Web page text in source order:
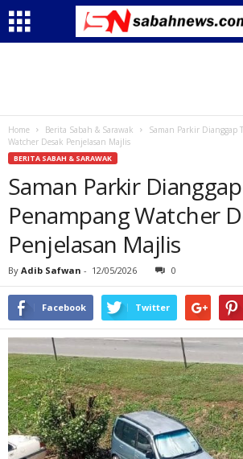
Home Berita Sabah & Sarawak
Saman Parkir Dianggap
Watcher Desak Penjelasan Majlis
BERITA SABAH & SARAWAK
Saman Parkir
Penampang Watcher
Penjelasan Majlis
By Adib Safwan - 12/05/2026 0
Facebook Twitter